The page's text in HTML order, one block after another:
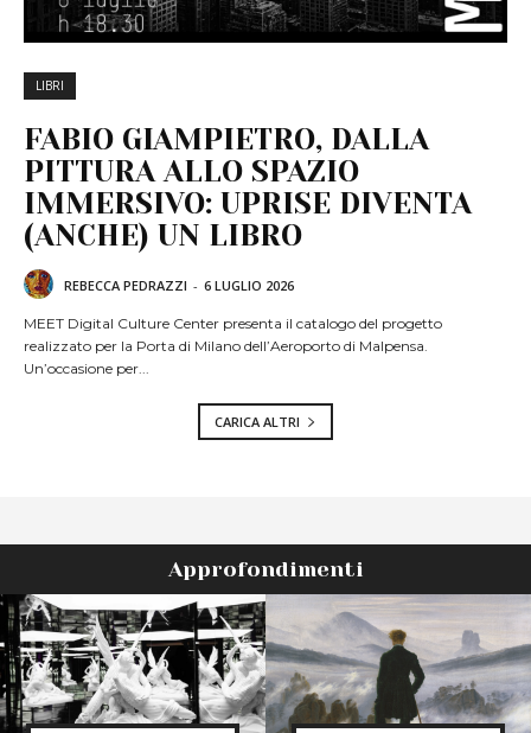
LIBRI
FABIO GIAMPIETRO, DALLA
PITTURA ALLO SPAZIO
IMMERSIVO: UPRISE DIVENTA
(ANCHE) UN LIBRO
REBECCA PEDRAZZI - 6 LUGLIO 2026
MEET Digital Culture Center presenta il catalogo del progetto
realizzato per la Porta di Milano dell’Aeroporto di Malpensa.
Un’occasione per...
CARICA ALTRI
Approfondimenti